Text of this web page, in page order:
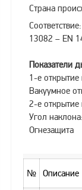
оборудование
техпластина
Соединительная
арматура
Устройства
заземления
Продукция НПП
Страна
13082 – EN
Показатели
1-е
Вакуумное
2-е
Угол
Огнезащита
№ Описание